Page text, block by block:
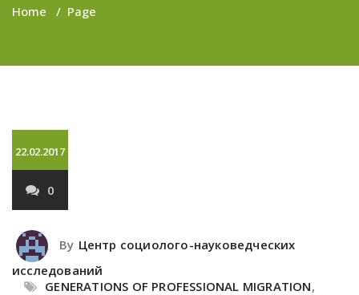
Home / Page
22.02.2017
0
By Центр социолого-науковедческих
исследований
GENERATIONS OF PROFESSIONAL MIGRATION,